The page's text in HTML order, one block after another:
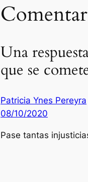
Una
que se
Patricia Ynes Pereyra
08/10/2020
Pase tantas